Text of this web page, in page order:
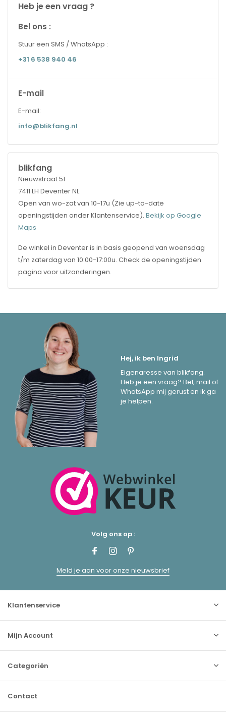
Heb je een vraag ?
Bel ons :
Stuur een SMS / WhatsApp :
+31 6 538 940 46
E-mail
E-mail:
info@blikfang.nl
blikfang
Nieuwstraat 51
7411 LH Deventer NL
Open van wo-zat van 10-17u (Zie up-to-date
openingstijden onder Klantenservice). Bekijk op Google
Maps
De winkel in Deventer is in basis geopend van woensdag
t/m zaterdag van 10:00-17:00u. Check de openingstijden
pagina voor uitzonderingen.
Hej, ik ben Ingrid
Eigenaresse van blikfang.
Heb je een vraag? Bel, mail of
WhatsApp mij gerust en ik ga
je helpen.
Volg ons op :
Meld je aan voor onze nieuwsbrief
Klantenservice
Mijn Account
Categoriën
Contact